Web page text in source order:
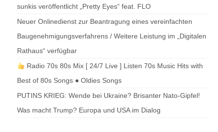
sunkis veröffentlicht „Pretty Eyes“ feat. FLO
Neuer Onlinedienst zur Beantragung eines vereinfachten
Baugenehmigungsverfahrens / Weitere Leistung im „Digitalen
Rathaus“ verfügbar
Radio 70s 80s Mix [ 24/7 Live ] Listen 70s Music Hits with
Best of 80s Songs ● Oldies Songs
PUTINS KRIEG: Wende bei Ukraine? Brisanter Nato-Gipfel!
Was macht Trump? Europa und USA im Dialog